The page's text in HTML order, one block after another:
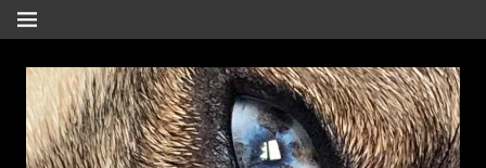
Aller
au
contenu
MENU